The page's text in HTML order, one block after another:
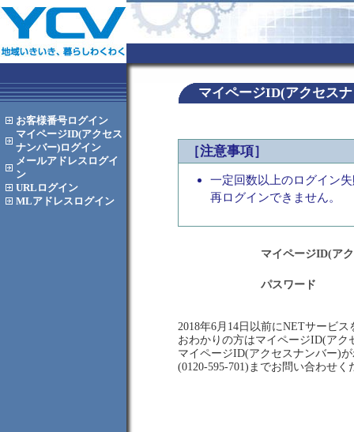
お客様番号ログイン
マイページID(アクセス
ナンバー)ログイン
メールアドレス ログイ
ン
URL ログイン
MLアドレス ログイン
マイページID(アクセス
［注意事項］
一定回数以上のログイン
再ログインできません。
マイページID(ア
パスワード
2018年6月14日以前にNETサービ
おわかりの方はマイページID(ア
マイページID(アクセスナンバー)
(0120-595-701)までお問い合わせく